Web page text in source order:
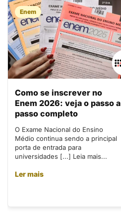
Enem
Como se inscrever no
Enem 2026: veja o passo a
passo completo
O Exame Nacional do Ensino
Médio continua sendo a principal
porta de entrada para
universidades [...] Leia mais...
Ler mais